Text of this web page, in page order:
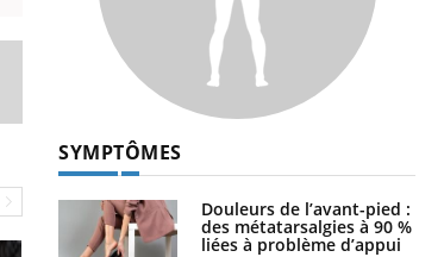
SYMPTÔMES
Douleurs de l’avant-pied :
des métatarsalgies à 90 %
liées à problème d’appui